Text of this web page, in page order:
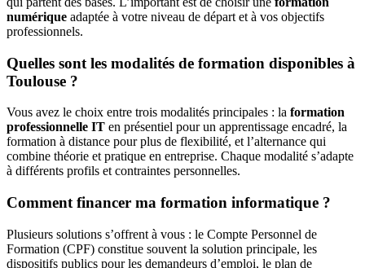
numérique adaptée à votre niveau de départ et à vos objectifs
professionnels.
Quelles sont les modalités de formation disponibles à
Toulouse ?
Vous avez le choix entre trois modalités principales : la formation
professionnelle IT en présentiel pour un apprentissage encadré, la
formation à distance pour plus de flexibilité, et l’alternance qui
combine théorie et pratique en entreprise. Chaque modalité s’adapte
à différents profils et contraintes personnelles.
Comment financer ma formation informatique ?
Plusieurs solutions s’offrent à vous : le Compte Personnel de
Formation (CPF) constitue souvent la solution principale, les
dispositifs publics pour les demandeurs d’emploi, le plan de